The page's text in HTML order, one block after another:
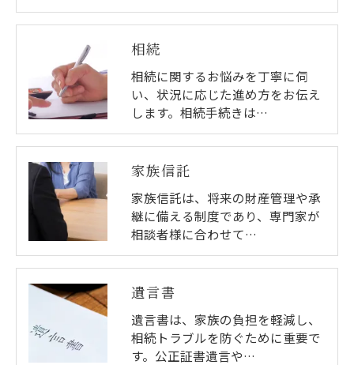
相続
相続に関するお悩みを丁寧に伺
い、状況に応じた進め方をお伝え
します。相続手続きは…
家族信託
家族信託は、将来の財産管理や承
継に備える制度であり、専門家が
相談者様に合わせて…
遺言書
遺言書は、家族の負担を軽減し、
相続トラブルを防ぐために重要で
す。公正証書遺言や…